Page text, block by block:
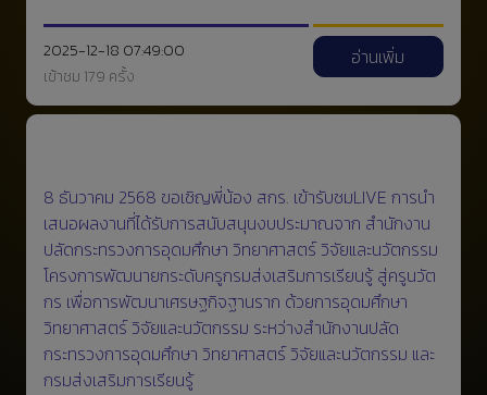
2025-12-18 07:49:00
เข้าชม 179 ครั้ง
อ่านเพิ่ม
8 ธันวาคม 2568 ขอเชิญพี่น้อง สกร. เข้ารับชมLIVE การนำ
เสนอผลงานที่ได้รับการสนับสนุนงบประมาณจาก สำนักงาน
ปลัดกระทรวงการอุดมศึกษา วิทยาศาสตร์ วิจัยและนวัตกรรม
โครงการพัฒนายกระดับครูกรมส่งเสริมการเรียนรู้ สู่ครูนวัต
กร เพื่อการพัฒนาเศรษฐกิจฐานราก ด้วยการอุดมศึกษา
วิทยาศาสตร์ วิจัยและนวัตกรรม ระหว่างสำนักงานปลัด
กระทรวงการอุดมศึกษา วิทยาศาสตร์ วิจัยและนวัตกรรม และ
กรมส่งเสริมการเรียนรู้